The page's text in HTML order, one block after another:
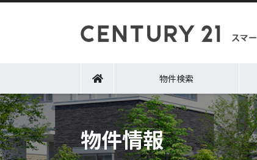
物件検索
物件情報